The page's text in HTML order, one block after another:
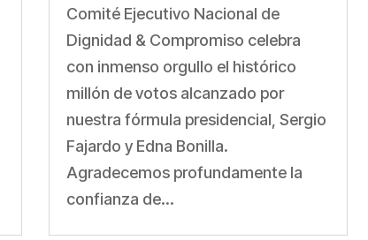
Comité Ejecutivo Nacional de
Dignidad & Compromiso celebra
con inmenso orgullo el histórico
millón de votos alcanzado por
nuestra fórmula presidencial, Sergio
Fajardo y Edna Bonilla.
Agradecemos profundamente la
confianza de...